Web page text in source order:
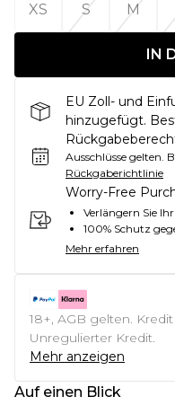
XS
S M
IN
EU Zoll- und
hinzugefügt.
Ausschlüsse gelten.
Rückgaberichtlinie
Worry-Free
Verlängern Sie
100% Schutz
Mehr erfahren
18+, AGB gelten.
Unregulierter Kredit.
Mehr anzeigen
Auf einen Blick